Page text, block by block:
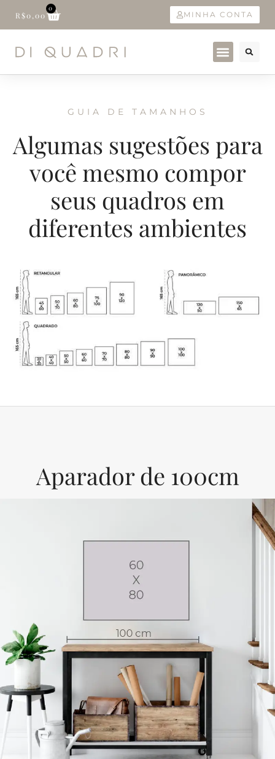
R$0,00
0
MINHA CONTA
GUIA DE TAMANHOS
Algumas sugestões para
você mesmo compor
seus quadros em
diferentes ambientes
Aparador de 100cm